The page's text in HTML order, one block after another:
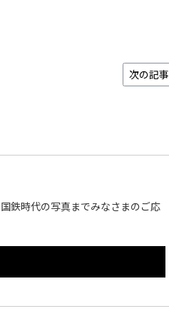
次の記事
鉄時代の写真までみなさまのご応